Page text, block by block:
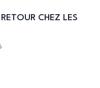
CHEZ LES